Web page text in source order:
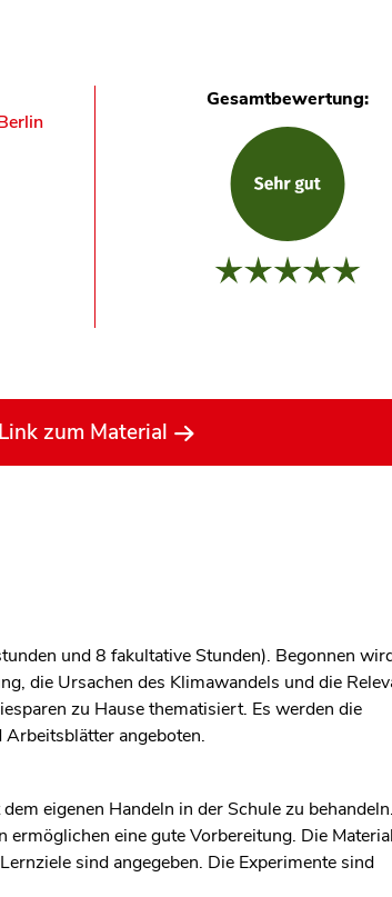
Gesamtbewertung:
Link zum Material
und 8 fakultative Stunden). Begonnen
die Ursachen des Klimawandels und die
zu Hause thematisiert. Es werden die
angeboten.
eigenen Handeln in der Schule zu
eine gute Vorbereitung. Die
sind angegeben. Die Experimente sind